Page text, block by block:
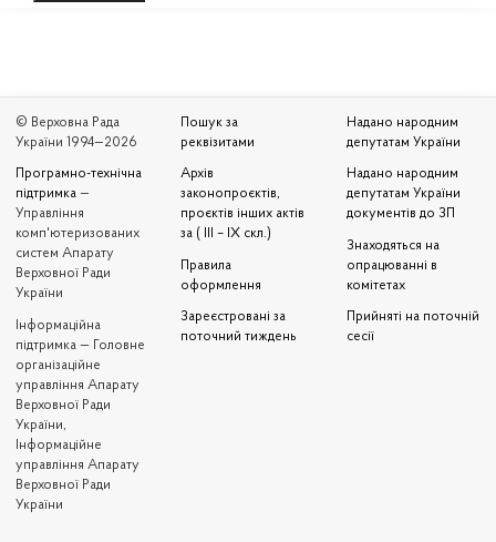
© Верховна Рада
України 1994—2026
Програмно-технічна
підтримка —
Управління
комп'ютеризованих
систем Апарату
Верховної Ради
України
Iнформаційна
підтримка — Головне
організаційне
управління Апарату
Верховної Ради
України,
Інформаційне
управління Апарату
Верховної Ради
України
Пошук за
реквізитами
Архів
законопроєктів,
проєктів інших актів
за ( III – IX скл.)
Правила
оформлення
Зареєстровані за
поточний тиждень
Надано народним
депутатам України
Надано народним
депутатам України
документів до ЗП
Знаходяться на
опрацюванні в
комітетах
Прийняті на поточній
сесії